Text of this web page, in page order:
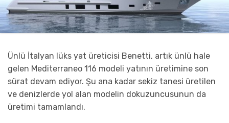
Ünlü İtalyan lüks yat üreticisi Benetti, artık ünlü hale
gelen Mediterraneo 116 modeli yatının üretimine son
sürat devam ediyor. Şu ana kadar sekiz tanesi üretilen
ve denizlerde yol alan modelin dokuzuncusunun da
üretimi tamamlandı.